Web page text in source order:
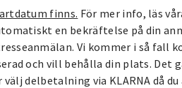
finns. För mer info, läs
en bekräftelse på din
Vi kommer i så fall
och vill behålla din plats. Det
delbetalning via KLARNA då